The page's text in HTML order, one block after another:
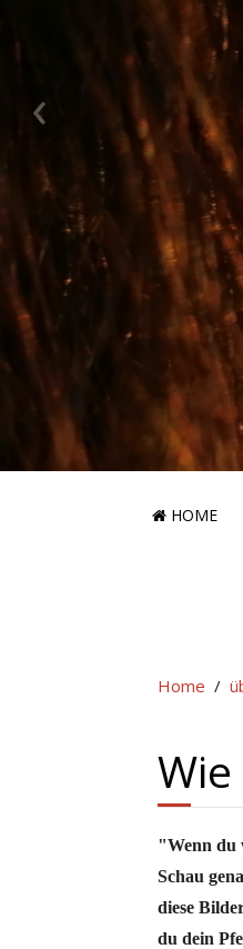
‹
HOME
Home
"Wenn du
Schau
diese
du dein